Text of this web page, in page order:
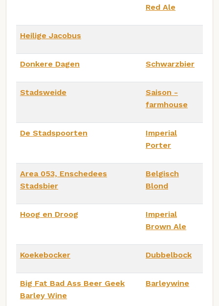
Red Ale
Heilige Jacobus
Donkere Dagen Schwarzbier
Stadsweide
Saison -
farmhouse
De Stadspoorten
Imperial
Porter
Area 053, Enschedees
Stadsbier
Belgisch
Blond
Hoog en Droog
Imperial
Brown Ale
Koekebocker Dubbelbock
Big Fat Bad Ass Beer Geek
Barley Wine
Barleywine